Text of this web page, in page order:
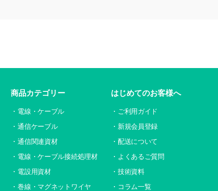
商品カテゴリー
電線・ケーブル
通信ケーブル
通信関連資材
電線・ケーブル接続処理材
電設用資材
巻線・マグネットワイヤ
はじめてのお客様へ
ご利用ガイド
新規会員登録
配送について
よくあるご質問
技術資料
コラム一覧